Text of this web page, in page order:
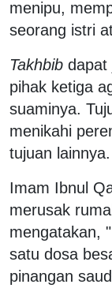
menipu,
seorang istri
Takhbib dapat
pihak ketiga
suaminya.
menikahi
tujuan lainnya.
Imam Ibnul
merusak
mengatakan,
satu dosa
pinangan